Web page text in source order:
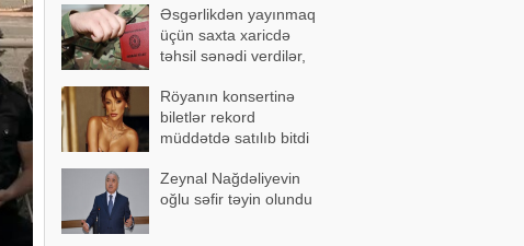
Əsgərlikdən yayınmaq
üçün saxta xaricdə
təhsil sənədi verdilər,
Röyanın konsertinə
biletlər rekord
müddətdə satılıb bitdi
Zeynal Nağdəliyevin
oğlu səfir təyin olundu